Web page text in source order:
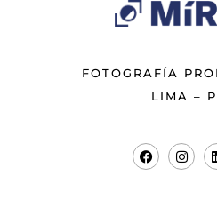
FOTOGRAFÍA
LIMA –